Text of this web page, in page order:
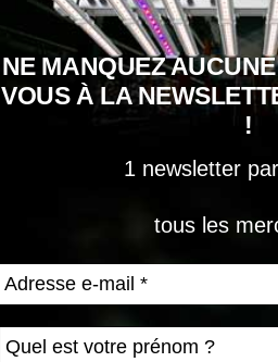
NE MANQUEZ
VOUS À LA
!
1 newsletter
tous les